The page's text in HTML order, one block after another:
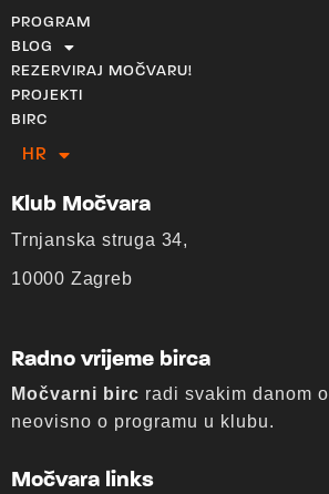
PROGRAM
BLOG
REZERVIRAJ MOČVARU!
PROJEKTI
BIRC
HR
EN
Klub Močvara
Trnjanska struga 34,
10000 Zagreb
Radno vrijeme birca
Močvarni birc radi svakim danom
neovisno o programu u klubu.
Močvara links